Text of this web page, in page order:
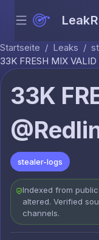
Menu
Startseite / Leaks /
33K FRESH MIX
33K
stealer-logs
Indexed from
altered. Verified
channels.